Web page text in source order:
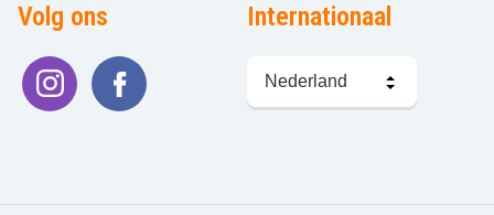
Volg ons Internationaal
kiezen